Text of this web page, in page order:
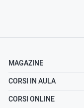
MAGAZINE
CORSI IN AULA
CORSI ONLINE